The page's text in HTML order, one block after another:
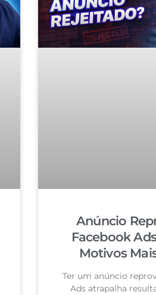
Anúncio
Facebook
Motivos
Ter um anúncio
Ads atrapalha